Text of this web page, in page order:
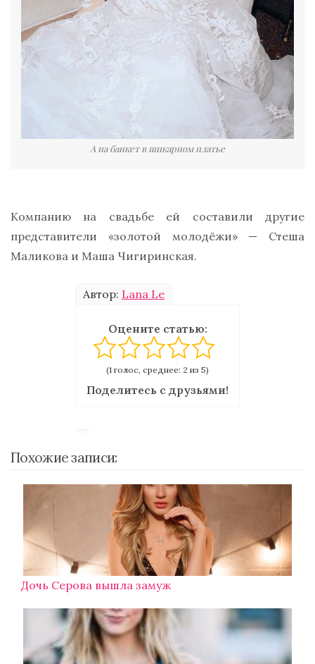
А на банкет в шикарном платье
Компанию на свадьбе ей составили другие
представители «золотой молодёжи» — Стеша
Маликова и Маша Чигиринская.
Автор: Lana Le
Оцените статью:
(1 голос, среднее: 2 из 5)
Поделитесь с друзьями!
Похожие записи:
Дочь Серова вышла замуж